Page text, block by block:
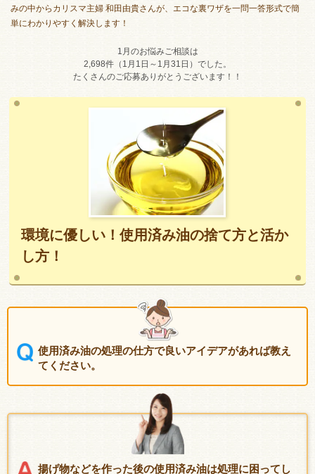
みの中からカリスマ主婦 和田由貴さんが、エコな裏ワザを一問一答形式で簡
単にわかりやすく解決します！
1月のお悩みご相談は
2,698件（1月1日～1月31日）でした。
たくさんのご応募ありがとうございます！！
環境に優しい！使用済み油の捨て方と活か
し方！
使用済み油の処理の仕方で良いアイデアがあれば教え
てください。
揚げ物などを作った後の使用済み油は処理に困ってし